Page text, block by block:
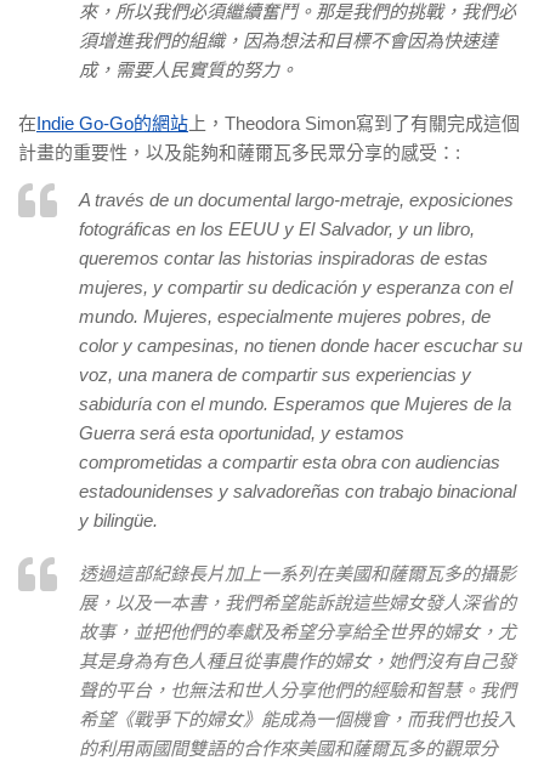
來，所以我們必須繼續奮鬥。那是我們的挑戰，我們必
須增進我們的組織，因為想法和目標不會因為快速達
成，需要人民實質的努力。
在Indie Go-Go的網站 上，Theodora Simon寫到了有關完成這個
計畫的重要性，以及能夠和薩爾瓦多民眾分享的感受：:
A través de un documental largo-metraje, exposiciones
fotográficas en los EEUU y El Salvador, y un libro,
queremos contar las historias inspiradoras de estas
mujeres, y compartir su dedicación y esperanza con el
mundo. Mujeres, especialmente mujeres pobres, de
color y campesinas, no tienen donde hacer escuchar su
voz, una manera de compartir sus experiencias y
sabiduría con el mundo. Esperamos que Mujeres de la
Guerra será esta oportunidad, y estamos
comprometidas a compartir esta obra con audiencias
estadounidenses y salvadoreñas con trabajo binacional
y bilingüe.
透過這部紀錄長片加上一系列在美國和薩爾瓦多的攝影
展，以及一本書，我們希望能訴說這些婦女發人深省的
故事，並把他們的奉獻及希望分享給全世界的婦女，尤
其是身為有色人種且從事農作的婦女，她們沒有自己發
聲的平台，也無法和世人分享他們的經驗和智慧。我們
希望《戰爭下的婦女》能成為一個機會，而我們也投入
的利用兩國間雙語的合作來美國和薩爾瓦多的觀眾分